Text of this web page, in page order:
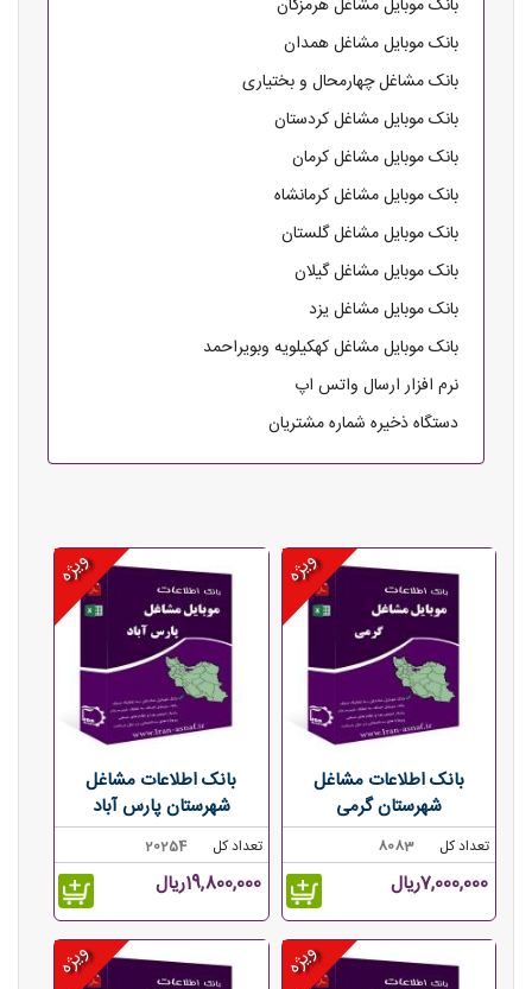
بانک موبایل مشاغل هرمزگان
بانک موبایل مشاغل همدان
بانک مشاغل چهارمحال و بختیاری
بانک موبایل مشاغل کردستان
بانک موبایل مشاغل کرمان
بانک موبایل مشاغل کرمانشاه
بانک موبایل مشاغل گلستان
بانک موبایل مشاغل گیلان
بانک موبایل مشاغل یزد
بانک موبایل مشاغل کهکیلویه وبویراحمد
نرم افزار ارسال واتس اپ
دستگاه ذخیره شماره مشتریان
ویژه
بانک اطلاعات مشاغل
شهرستان گرمی
تعداد کل 8083
7,000,000ریال
ویژه
بانک اطلاعات مشاغل
شهرستان پارس آباد
تعداد کل 20254
19,800,000ریال
ویژه ویژه